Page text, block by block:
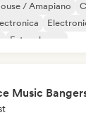
/ Amapiano
Future house
Music